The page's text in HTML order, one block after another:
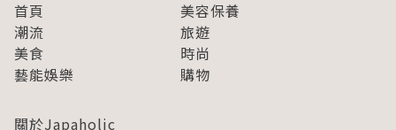
首頁
美容保養
潮流
旅遊
美食
時尚
藝能娛樂
購物
關於Japaholic